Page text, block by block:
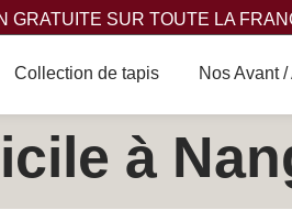
GRATUITE SUR TOUTE LA
Collection de tapis Nos Avant /
à